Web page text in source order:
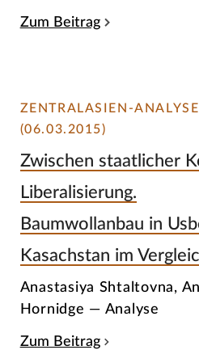
Zum Beitrag
ZENTRALASIEN-
(06.03.2015)
Zwischen staatlicher
Liberalisierung.
Baumwollanbau in
Kasachstan im
Anastasiya Shtaltovna,
Hornidge — Analyse
Zum Beitrag